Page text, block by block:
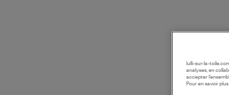
lulli-sur-la-
analyses, en
accepter
Pour en savoir